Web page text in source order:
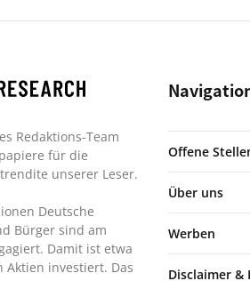
Redaktions-Team
für die
unserer Leser.
Deutsche
Bürger sind am
Damit ist etwa
Aktien investiert. Das
Offene
Über uns
Werben
Disclaimer